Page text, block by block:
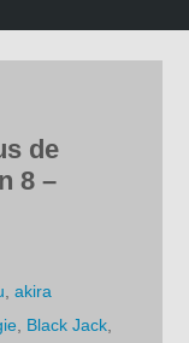
de
8 –
,akira
Black Jack